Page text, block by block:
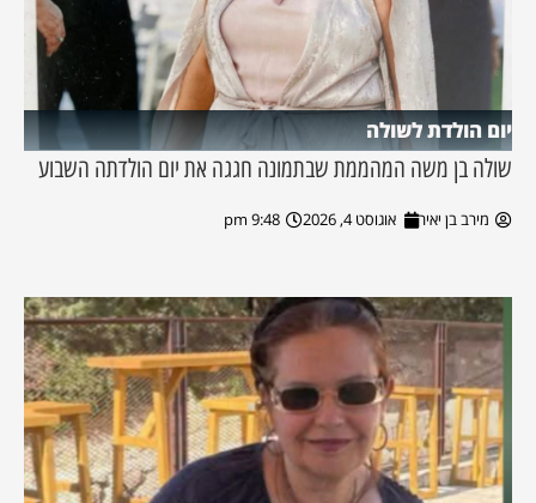
יום הולדת לשולה
שולה בן משה המהממת שבתמונה חגגה את יום הולדתה השבוע
מירב בן יאיר אוגוסט 4, 2026 9:48 pm